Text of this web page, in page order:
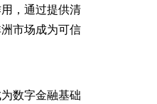
，通过提供清
市场成为可信
数字金融基础